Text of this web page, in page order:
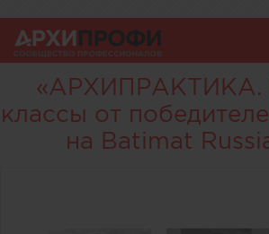
«АРХИПРАКТИКА.
классы от
на Batimat